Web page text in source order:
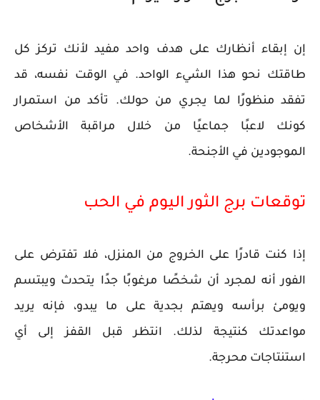
إن إبقاء أنظارك على هدف واحد مفيد لأنك تركز كل
طاقتك نحو هذا الشيء الواحد. في الوقت نفسه، قد
تفقد منظورًا لما يجري من حولك. تأكد من استمرار
كونك لاعبًا جماعيًا من خلال مراقبة الأشخاص
الموجودين في الأجنحة.
توقعات برج الثور اليوم في الحب
إذا كنت قادرًا على الخروج من المنزل، فلا تفترض على
الفور أنه لمجرد أن شخصًا مرغوبًا جدًا يتحدث ويبتسم
ويومئ برأسه ويهتم بجدية على ما يبدو، فإنه يريد
مواعدتك كنتيجة لذلك. انتظر قبل القفز إلى أي
استنتاجات محرجة.